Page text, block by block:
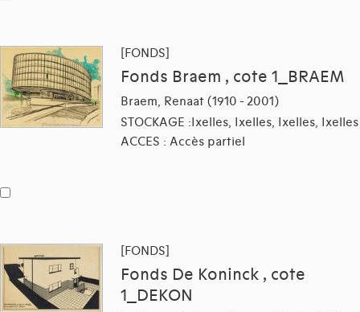
[FONDS]
Fonds Braem , cote 1_BRAEM
Braem, Renaat (1910 - 2001)
STOCKAGE :Ixelles, Ixelles, Ixelles, Ixelles
ACCES : Accès partiel
[FONDS]
Fonds De Koninck , cote
1_DEKON